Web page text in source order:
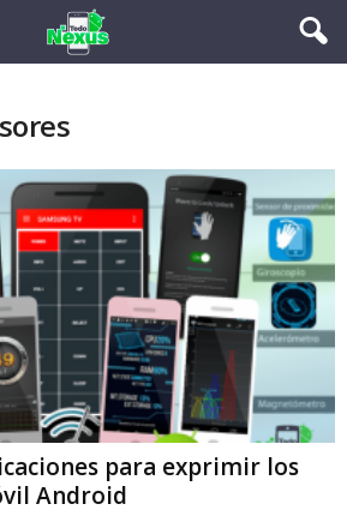
para exprimir los
Android